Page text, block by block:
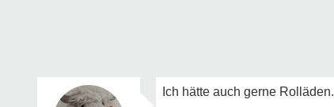
Ich hätte auch gerne Rolläden.